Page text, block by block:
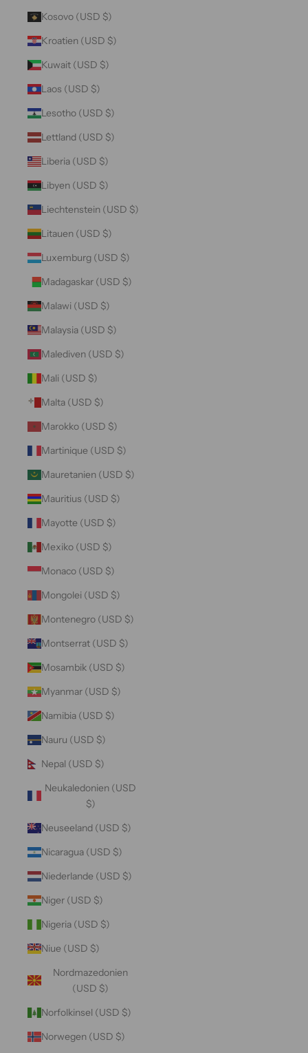
Kosovo (USD $)
Kroatien (USD $)
Kuwait (USD $)
Laos (USD $)
Lesotho (USD $)
Lettland (USD $)
Liberia (USD $)
Libyen (USD $)
Liechtenstein (USD $)
Litauen (USD $)
Luxemburg (USD $)
Madagaskar (USD $)
Malawi (USD $)
Malaysia (USD $)
Malediven (USD $)
Mali (USD $)
Malta (USD $)
Marokko (USD $)
Martinique (USD $)
Mauretanien (USD $)
Mauritius (USD $)
Mayotte (USD $)
Mexiko (USD $)
Monaco (USD $)
Mongolei (USD $)
Montenegro (USD $)
Montserrat (USD $)
Mosambik (USD $)
Myanmar (USD $)
Namibia (USD $)
Nauru (USD $)
Nepal (USD $)
Neukaledonien (USD
$)
Neuseeland (USD $)
Nicaragua (USD $)
Niederlande (USD $)
Niger (USD $)
Nigeria (USD $)
Niue (USD $)
Nordmazedonien
(USD $)
Norfolkinsel (USD $)
Norwegen (USD $)